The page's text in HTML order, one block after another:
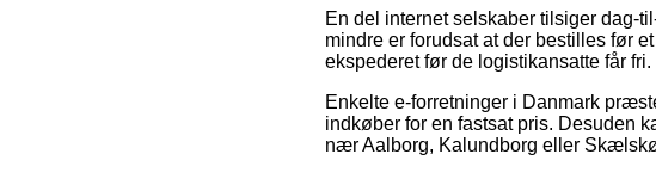
En del internet selskaber tilsiger dag-
mindre er forudsat at der bestilles før
ekspederet før de logistikansatte får fri.
Enkelte e-forretninger i Danmark
indkøber for en fastsat pris. Desuden
nær Aalborg, Kalundborg eller